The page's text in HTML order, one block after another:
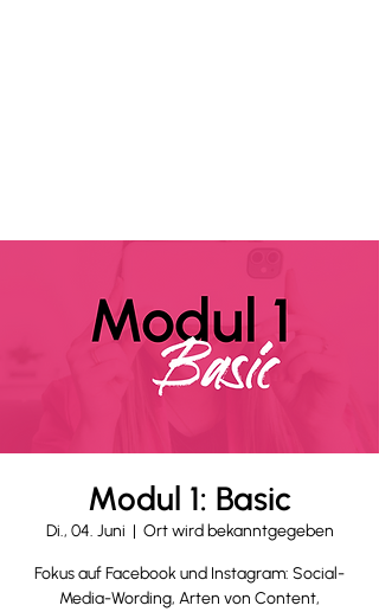
Modul 1: Basic
Di., 04. Juni
  |
Ort wird bekanntgegeben
Fokus auf Facebook und Instagram: Social-
Media-Wording, Arten von Content,